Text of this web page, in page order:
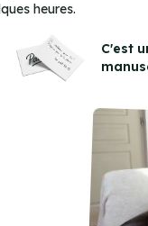
heures.
C'est